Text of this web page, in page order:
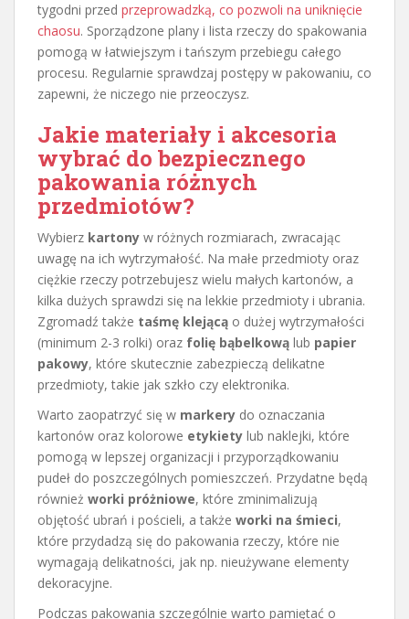
tygodni przed przeprowadzką, co pozwoli na uniknięcie
chaosu. Sporządzone plany i lista rzeczy do spakowania
pomogą w łatwiejszym i tańszym przebiegu całego
procesu. Regularnie sprawdzaj postępy w pakowaniu, co
zapewni, że niczego nie przeoczysz.
Jakie materiały i akcesoria
wybrać do bezpiecznego
pakowania różnych
przedmiotów?
Wybierz kartony w różnych rozmiarach, zwracając
uwagę na ich wytrzymałość. Na małe przedmioty oraz
ciężkie rzeczy potrzebujesz wielu małych kartonów, a
kilka dużych sprawdzi się na lekkie przedmioty i ubrania.
Zgromadź także taśmę klejącą o dużej wytrzymałości
(minimum 2-3 rolki) oraz folię bąbelkową lub papier
pakowy, które skutecznie zabezpieczą delikatne
przedmioty, takie jak szkło czy elektronika.
Warto zaopatrzyć się w markery do oznaczania
kartonów oraz kolorowe etykiety lub naklejki, które
pomogą w lepszej organizacji i przyporządkowaniu
pudeł do poszczególnych pomieszczeń. Przydatne będą
również worki próżniowe, które zminimalizują
objętość ubrań i pościeli, a także worki na śmieci,
które przydadzą się do pakowania rzeczy, które nie
wymagają delikatności, jak np. nieużywane elementy
dekoracyjne.
Podczas pakowania szczególnie warto pamiętać o